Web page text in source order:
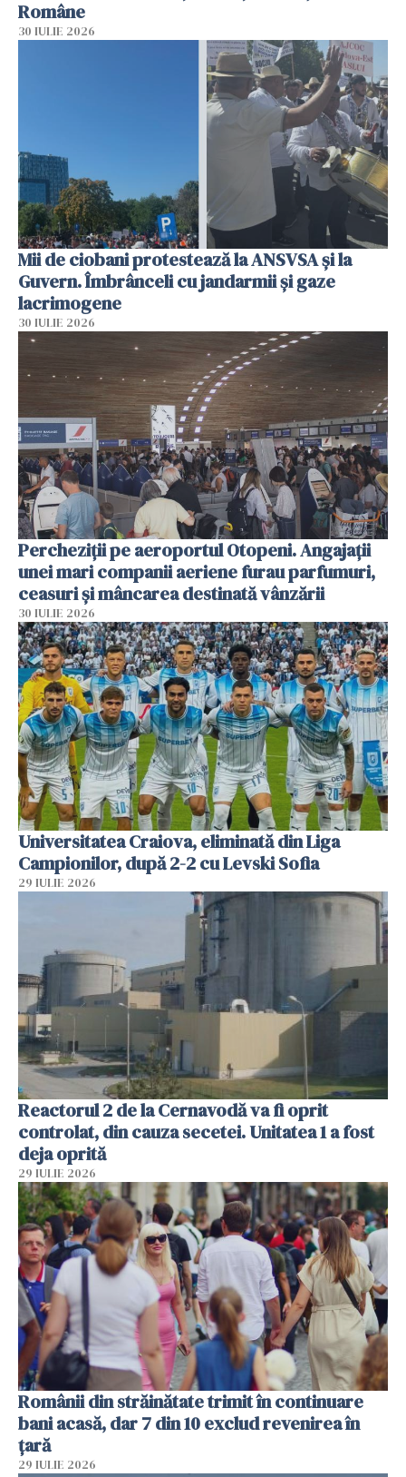
Române
30 IULIE 2026
Mii de ciobani protestează la ANSVSA și la
Guvern. Îmbrânceli cu jandarmii și gaze
lacrimogene
30 IULIE 2026
Percheziții pe aeroportul Otopeni. Angajații
unei mari companii aeriene furau parfumuri,
ceasuri și mâncarea destinată vânzării
30 IULIE 2026
Universitatea Craiova, eliminată din Liga
Campionilor, după 2-2 cu Levski Sofia
29 IULIE 2026
Reactorul 2 de la Cernavodă va fi oprit
controlat, din cauza secetei. Unitatea 1 a fost
deja oprită
29 IULIE 2026
Românii din străinătate trimit în continuare
bani acasă, dar 7 din 10 exclud revenirea în
țară
29 IULIE 2026